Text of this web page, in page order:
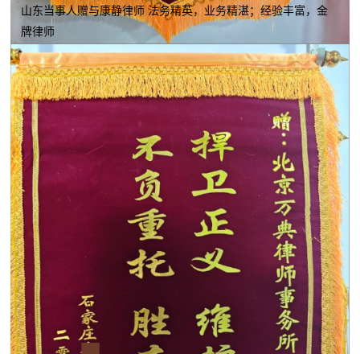
山东当事人赠与康静律师 法务精英，业务精湛；经验丰富，金
牌律师